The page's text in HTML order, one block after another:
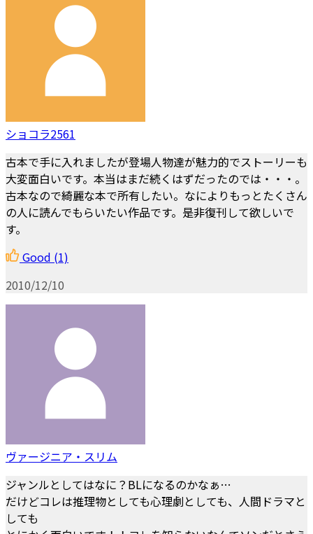
ショコラ2561
古本で手に入れましたが登場人物達が魅力的でストーリーも
大変面白いです。本当はまだ続くはずだったのでは・・・。
古本なので綺麗な本で所有したい。なによりもっとたくさん
の人に読んでもらいたい作品です。是非復刊して欲しいで
す。
Good (1)
2010/12/10
ヴァージニア・スリム
ジャンルとしてはなに？BLになるのかなぁ…
だけどコレは推理物としても心理劇としても、人間ドラマと
しても